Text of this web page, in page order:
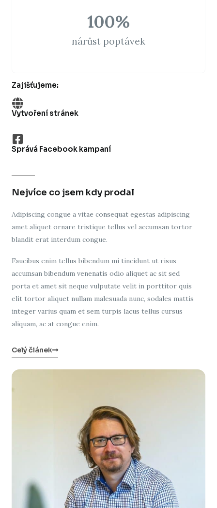
Nejvíce co jsem kdy prodal
Adipiscing congue a vitae consequat egestas adipiscing
amet aliquet ornare tristique tellus vel accumsan tortor
blandit erat interdum congue.
Faucibus enim tellus bibendum mi tincidunt ut risus
accumsan bibendum venenatis odio aliquet ac sit sed
porta et amet sit neque vulputate velit in porttitor quis
elit tortor aliquet nullam malesuada nunc, sodales mattis
integer varius quam et sem turpis lacus tellus cursus
aliquam, ac at congue enim.
Celý článek
nárůst poptávek
100%
Zajišťujeme:
Vytvoření stránek
Správá Facebook kampaní